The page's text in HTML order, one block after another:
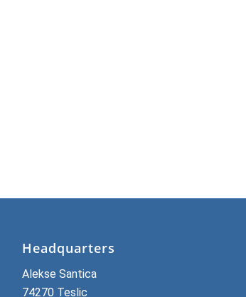
Headquarters
Alekse Santica
74270 Teslic